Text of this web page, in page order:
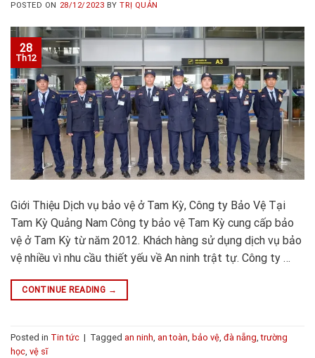
POSTED ON 28/12/2023 BYTRỊ QUẢN
28
Th12
Giới Thiệu Dịch vụ bảo vệ ở Tam Kỳ, Công ty Bảo Vệ Tại
Tam Kỳ Quảng Nam Công ty bảo vệ Tam Kỳ cung cấp bảo
vệ ở Tam Kỳ từ năm 2012. Khách hàng sử dụng dịch vụ bảo
vệ nhiều vì nhu cầu thiết yếu về An ninh trật tự. Công ty …
CONTINUE READING →
Posted in Tin tức | Tagged an ninh, an toàn, bảo vệ, đà nẵng,trường
học, vệ sĩ